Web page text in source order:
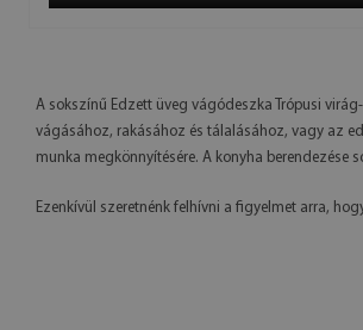
A sokszínű Edzett üveg vágódeszka Trópusi
vágásához, rakásához és tálalásához, vagy az
munka megkönnyítésére. A konyha
Ezenkívül szeretnénk felhívni a figyelmet arra,